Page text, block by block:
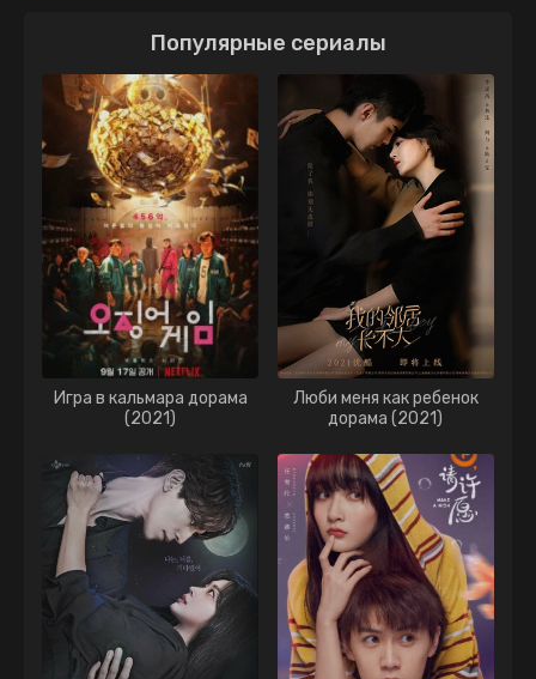
Популярные сериалы
Игра в кальмара дорама
(2021)
Люби меня как ребенок
дорама (2021)